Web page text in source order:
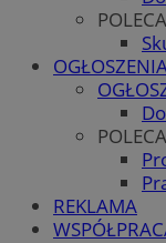
REKLAMA